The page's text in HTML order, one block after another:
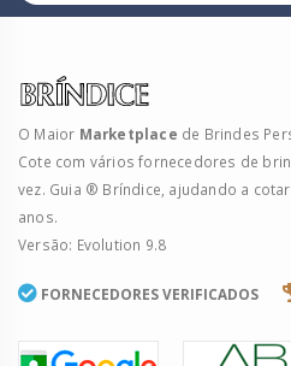
O Maior Marketplace de Brindes
Cote com vários fornecedores de
vez. Guia ® Bríndice, ajudando a
anos.
Versão: Evolution 9.8
FORNECEDORES VERIFICADOS